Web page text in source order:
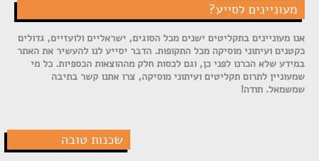
מעוניינים לסייע?
אנו מעוניינים בתקליטים ישנים מכל הסוגים, ישראליים ולועזיים, גדולים
כקטנים ועיתוני מוסיקה מכל התקופות. הדבר יסייע לנו להעשיר את האתר
במידע שלא הכרנו לפני כן, וגם לכסות חלק מההוצאות הכספיות. כל מי
שמעוניין לתרום תקליטים ועיתוני מוסיקה, צרו אתנו קשר בתיבה
שמשמאל. תודה!
שכנות טובה